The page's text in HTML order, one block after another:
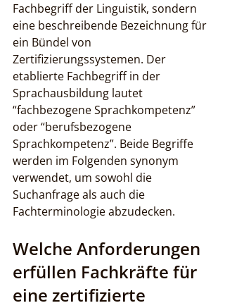
Fachbegriff der Linguistik, sondern
eine beschreibende Bezeichnung für
ein Bündel von
Zertifizierungssystemen. Der
etablierte Fachbegriff in der
Sprachausbildung lautet
“fachbezogene Sprachkompetenz”
oder “berufsbezogene
Sprachkompetenz”. Beide Begriffe
werden im Folgenden synonym
verwendet, um sowohl die
Suchanfrage als auch die
Fachterminologie abzudecken.
Welche Anforderungen
erfüllen Fachkräfte für
eine zertifizierte